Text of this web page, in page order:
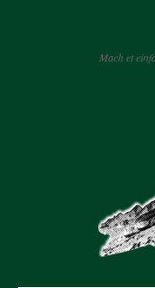
Mach et